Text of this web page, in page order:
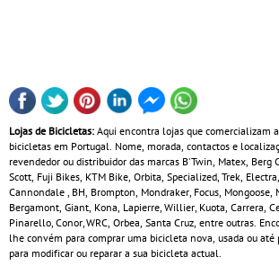
Lojas de Bicicletas: Aqui encontra lojas que comercializam
bicicletas em Portugal. Nome, morada, contactos e
revendedor ou distribuidor das marcas B'Twin, Matex, Berg
Scott, Fuji Bikes, KTM Bike, Orbita, Specialized, Trek,
Cannondale , BH, Brompton, Mondraker, Focus, Mongoose,
Bergamont, Giant, Kona, Lapierre, Willier, Kuota, Carrera,
Pinarello, Conor, WRC, Orbea, Santa Cruz, entre outras.
lhe convém para comprar uma bicicleta nova, usada ou até
para modificar ou reparar a sua bicicleta actual.